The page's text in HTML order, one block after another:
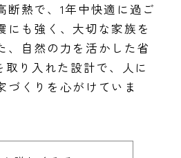
断熱で、1年中快適に過ご
にも強く、大切な家族を
、自然の力を活かした省
取り入れた設計で、人に
づくりを心がけていま